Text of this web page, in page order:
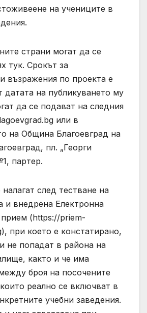
на учениците в
страни могат да се
тук. Срокът за
възражения по проекта е
датата на публикуването му
да се подават на следния
или в
на Община Благоевград на
пл. „Георги
партер.
след тестване на
и внедрена Електронна
(https://priem-
при което е констатирано,
не попадат в района на
както и че има
броя на посочените
реално се включват в
учебни заведения.